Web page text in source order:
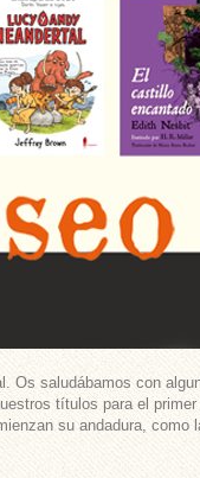
Os saludábamos con
títulos para el
su andadura, como